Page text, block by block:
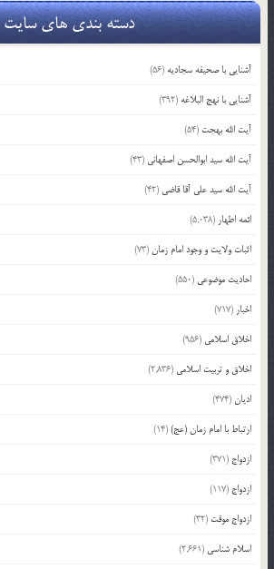
دسته بندی های سایت
آشنایی با صحیفه سجادیه (56)
آشنایی با نهج البلاغه (392)
آیت الله بهجت (54)
آیت الله سید ابوالحسن اصفهانی (43)
آیت الله سید علی آقا قاضی (42)
ائمه اطهار (5,038)
اثبات ولایت و وجود امام زمان(73)
احادیث موضوعی (550)
اخبار (717)
اخلاق اسلامی (956)
اخلاق و تربیت اسلامی (2,836)
ادیان(474)
ارتباط با امام زمان (عج)(14)
ازدواج (371)
ازدواج (117)
ازدواج موقت (32)
اسلام شناسی (2,661)